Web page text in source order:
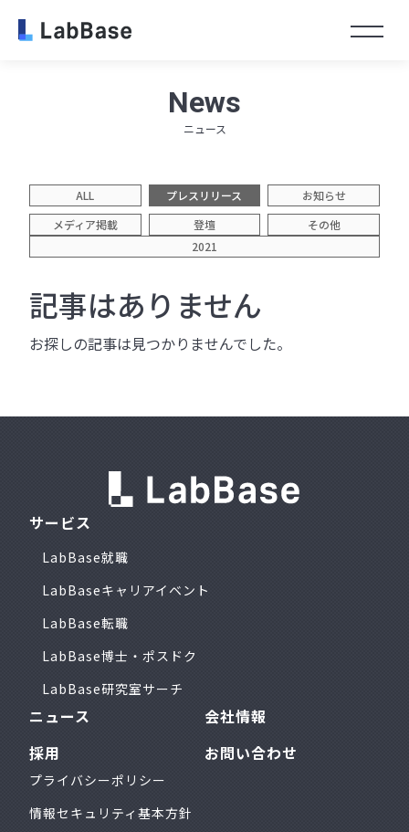
News
ニュース
ALL プレスリリース
お知らせ
メディア掲載
登壇
その他
2021
記事はありません
お探しの記事は見つかりませんでした。
サービス
LabBase就職
LabBaseキャリアイベント
LabBase転職
LabBase博士・ポスドク
LabBase研究室サーチ
ニュース
採用
会社情報
お問い合わせ
プライバシーポリシー
情報セキュリティ基本方針